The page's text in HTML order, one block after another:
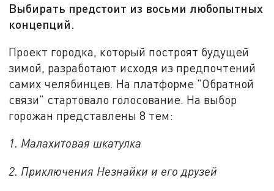
Выбирать предстоит из восьми любопытных
концепций.
Проект городка, который построят будущей
зимой, разработают исходя из предпочтений
самих челябинцев. На платформе "Обратной
связи" стартовало голосование. На выбор
горожан представлены 8 тем:
1. Малахитовая шкатулка
2. Приключения Незнайки и его друзей